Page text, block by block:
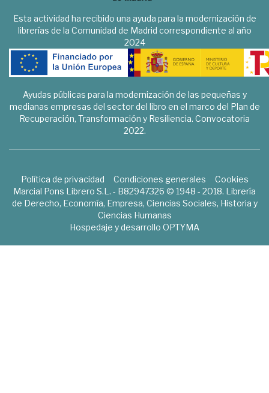
Esta actividad ha recibido una ayuda para la modernización de
librerías de la Comunidad de Madrid correspondiente al año
2024
Ayudas públicas para la modernización de las pequeñas y
medianas empresas del sector del libro en el marco del Plan de
Recuperación, Transformación y Resiliencia. Convocatoria
2022.
Política de privacidad Condiciones generales
Cookies
Marcial Pons Librero S.L. - B82947326 © 1948 - 2018. Librería
de Derecho, Economía, Empresa, Ciencias Sociales, Historia y
Ciencias Humanas
Hospedaje y desarrollo OPTYMA